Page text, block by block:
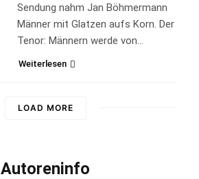
Sendung nahm Jan Böhmermann
Männer mit Glatzen aufs Korn. Der
Tenor: Männern werde von…
Weiterlesen
LOAD MORE
Autoreninfo